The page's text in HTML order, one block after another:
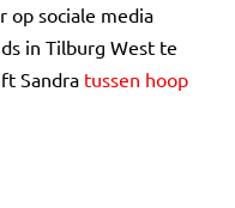
op sociale media
in Tilburg West te
Sandra tussen hoop